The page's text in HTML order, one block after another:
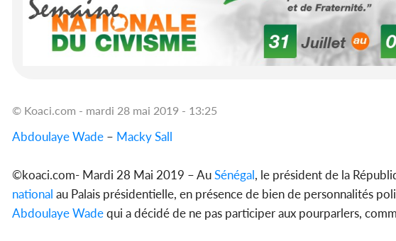
© Koaci.com - mardi 28 mai 2019 - 13:25
Abdoulaye Wade – Macky Sall
©koaci.com- Mardi 28 Mai 2019 – AuSénégal, le président de la
national au Palais présidentielle, en présence de bien de personnalités
Abdoulaye Wadequi a décidé de ne pas participer aux pourparlers,